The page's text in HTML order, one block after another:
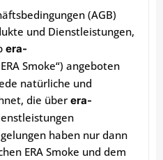
(AGB)
und Dienstleistungen,
era-
Smoke“) angeboten
natürliche und
die über era-
haben nur dann
ERA Smoke und dem